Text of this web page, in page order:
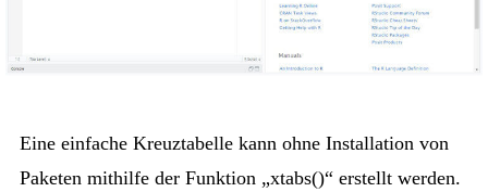
Eine einfache Kreuztabelle kann ohne Installation von
Paketen mithilfe der Funktion „xtabs()“ erstellt werden.